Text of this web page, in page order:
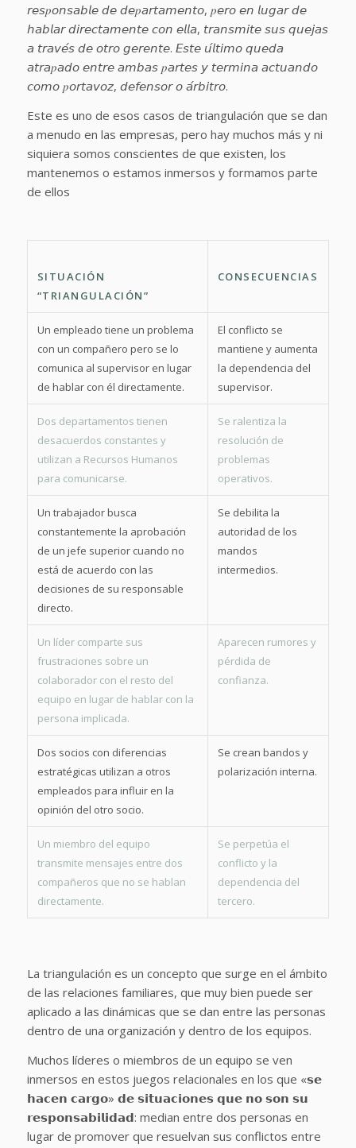
𝘳𝘦𝘴𝑝𝘰𝘯𝘴𝘢𝘣𝘭𝘦 𝘥𝘦 𝘥𝘦𝑝𝘢𝘳𝘵𝘢𝘮𝘦𝘯𝘵𝘰, 𝑝𝘦𝘳𝘰 𝘦𝘯 𝘭𝘶𝘨𝘢𝘳 𝘥𝘦
𝘩𝘢𝘣𝘭𝘢𝘳 𝘥𝘪𝘳𝘦𝘤𝘵𝘢𝘮𝘦𝘯𝘵𝘦 𝘤𝘰𝘯 𝘦𝘭𝘭𝘢, 𝘵𝘳𝘢𝘯𝘴𝘮𝘪𝘵𝘦 𝘴𝘶𝘴 𝘲𝘶𝘦𝘫𝘢𝘴
𝘢 𝘵𝘳𝘢𝘷𝘦́𝘴 𝘥𝘦 𝘰𝘵𝘳𝘰 𝘨𝘦𝘳𝘦𝘯𝘵𝘦. 𝘌𝘴𝘵𝘦 𝘶́𝘭𝘵𝘪𝘮𝘰 𝘲𝘶𝘦𝘥𝘢
𝘢𝘵𝘳𝘢𝑝𝘢𝘥𝘰 𝘦𝘯𝘵𝘳𝘦 𝘢𝘮𝘣𝘢𝘴 𝑝𝘢𝘳𝘵𝘦𝘴 𝘺 𝘵𝘦𝘳𝘮𝘪𝘯𝘢 𝘢𝘤𝘵𝘶𝘢𝘯𝘥𝘰
𝘤𝘰𝘮𝘰 𝑝𝘰𝘳𝘵𝘢𝘷𝘰𝘻, 𝘥𝘦𝘧𝘦𝘯𝘴𝘰𝘳 𝘰 𝘢́𝘳𝘣𝘪𝘵𝘳𝘰.
Este es uno de esos casos de triangulación que se dan
a menudo en las empresas, pero hay muchos más y ni
siquiera somos conscientes de que existen, los
mantenemos o estamos inmersos y formamos parte
de ellos
SITUACIÓN
“TRIANGULACIÓN”
CONSECUENCIAS
Un empleado tiene un problema
con un compañero pero se lo
comunica al supervisor en lugar
de hablar con él directamente.
El conflicto se
mantiene y aumenta
la dependencia del
supervisor.
Dos departamentos tienen
desacuerdos constantes y
utilizan a Recursos Humanos
para comunicarse.
Se ralentiza la
resolución de
problemas
operativos.
Un trabajador busca
constantemente la aprobación
de un jefe superior cuando no
está de acuerdo con las
decisiones de su responsable
directo.
Se debilita la
autoridad de los
mandos
intermedios.
Un líder comparte sus
frustraciones sobre un
colaborador con el resto del
equipo en lugar de hablar con la
persona implicada.
Aparecen rumores y
pérdida de
confianza.
Dos socios con diferencias
estratégicas utilizan a otros
empleados para influir en la
opinión del otro socio.
Se crean bandos y
polarización interna.
Un miembro del equipo
transmite mensajes entre dos
compañeros que no se hablan
directamente.
Se perpetúa el
conflicto y la
dependencia del
tercero.
La triangulación es un concepto que surge en el ámbito
de las relaciones familiares, que muy bien puede ser
aplicado a las dinámicas que se dan entre las personas
dentro de una organización y dentro de los equipos.
Muchos líderes o miembros de un equipo se ven
inmersos en estos juegos relacionales en los que «𝘀𝗲
𝗵𝗮𝗰𝗲𝗻 𝗰𝗮𝗿𝗴𝗼» 𝗱𝗲 𝘀𝗶𝘁𝘂𝗮𝗰𝗶𝗼𝗻𝗲𝘀 𝗾𝘂𝗲 𝗻𝗼 𝘀𝗼𝗻 𝘀𝘂
𝗿𝗲𝘀𝗽𝗼𝗻𝘀𝗮𝗯𝗶𝗹𝗶𝗱𝗮𝗱: median entre dos personas en
lugar de promover que resuelvan sus conflictos entre